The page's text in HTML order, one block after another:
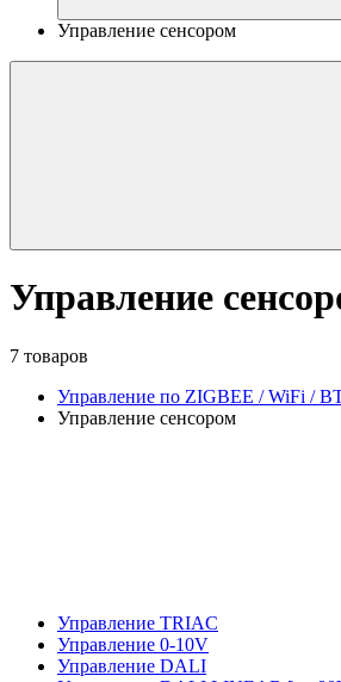
Управление сенсором
Управление
7 товаров
Управление по ZIGBEE / WiFi /
Управление сенсором
Управление TRIAC
Управление 0-10V
Управление DALI